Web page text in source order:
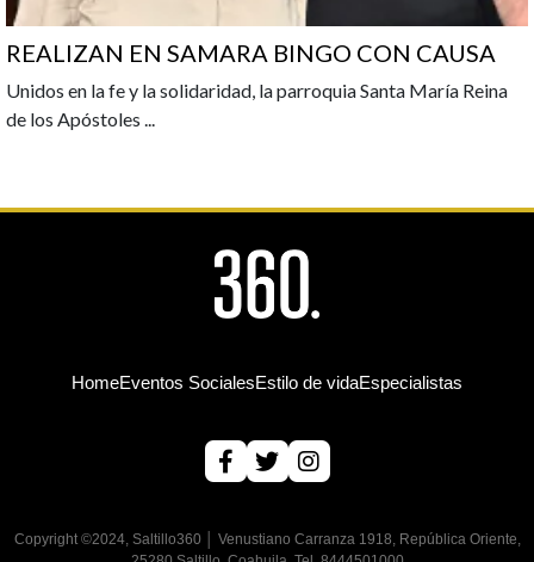
REALIZAN EN SAMARA BINGO CON CAUSA
Unidos en la fe y la solidaridad, la parroquia Santa María Reina
de los Apóstoles
HomeEventos SocialesEstilo de vidaEspecialistas
Copyright ©2024, Saltillo360 │ Venustiano Carranza 1918, República Oriente,